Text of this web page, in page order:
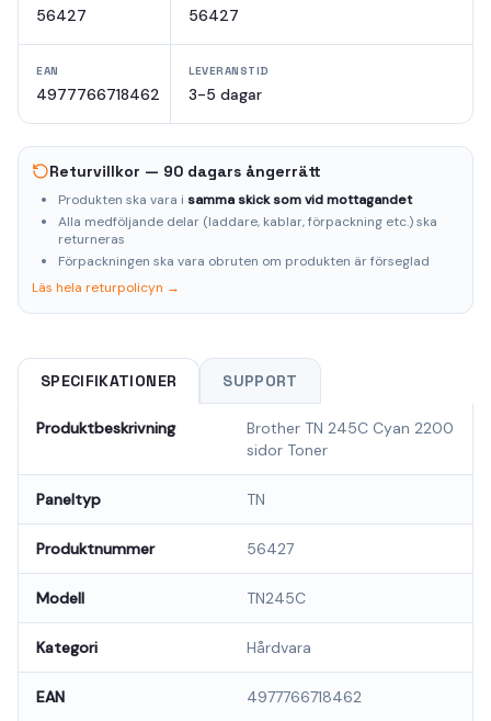
56427 56427
EAN
4977766718462
LEVERANSTID
3-5 dagar
Returvillkor — 90 dagars ångerrätt
Produkten ska vara i samma skick som vid mottagandet
Alla medföljande delar (laddare, kablar, förpackning etc.) ska
returneras
Förpackningen ska vara obruten om produkten är förseglad
Läs hela returpolicyn →
SPECIFIKATIONER SUPPORT
Produktbeskrivning
Brother TN 245C Cyan 2200
sidor Toner
Paneltyp TN
Produktnummer 56427
Modell TN245C
Kategori Hårdvara
EAN 4977766718462